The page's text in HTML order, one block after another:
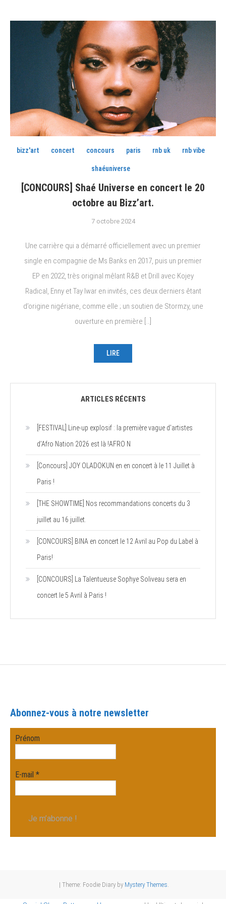
bizz'art concert concours paris rnb uk rnb vibe
shaéuniverse
[CONCOURS] Shaé Universe en concert le 20
octobre au Bizz’art.
7 octobre 2024
Une carrière qui a démarré officiellement avec un premier
single en compagnie de Ms Banks en 2017, puis un premier
EP en 2022, très original mêlant R&B et Drill avec Kojey
Radical, Enny et Tay Iwar en invités, ces deux derniers êtant
d’origine nigériane, comme elle ; un soutien de Stormzy, une
ouverture en première […]
LIRE
ARTICLES RÉCENTS
[FESTIVAL] Line-up explosif : la première vague d’artistes
d’Afro Nation 2026 est là !AFRO N
[Concours] JOY OLADOKUN en en concert à le 11 Juillet à
Paris !
[THE SHOWTIME] Nos recommandations concerts du 3
juillet au 16 juillet.
[CONCOURS] BINA en concert le 12 Avril au Pop du Label à
Paris!
[CONCOURS] La Talentueuse Sophye Soliveau sera en
concert le 5 Avril à Paris !
Abonnez-vous à notre newsletter
Prénom
E-mail*
| Theme: Foodie Diary by Mystery Themes